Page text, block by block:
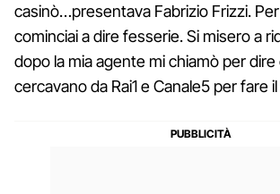
casinò…presentava Fabrizio Frizzi.
cominciai a dire fesserie. Si misero a
dopo la mia agente mi chiamò per dire
cercavano da Rai1 e Canale5 per fare